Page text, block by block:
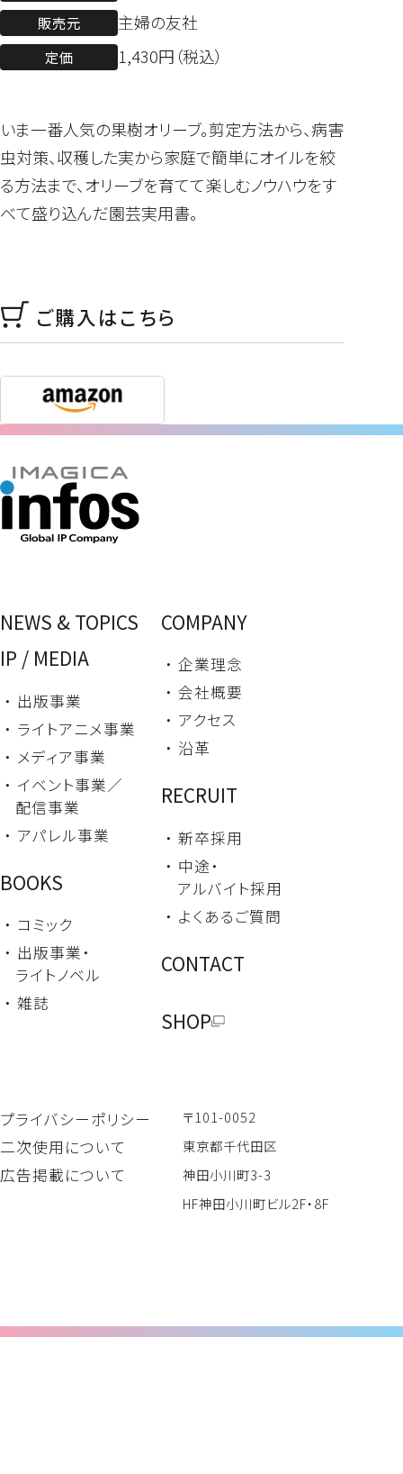
販売元 主婦の友社
定価 1,430円（税込）
いま一番人気の果樹オリーブ。剪定方法から、病害
虫対策、収穫した実から家庭で簡単にオイルを絞
る方法まで、オリーブを育てて楽しむノウハウをす
べて盛り込んだ園芸実用書。
ご購入はこちら
プライバシーポリシー
二次使用について
広告掲載について
〒101-0052
東京都千代田区
神田小川町3-3
HF神田小川町ビル2F・8F
NEWS & TOPICS
IP / MEDIA
・ 出版事業
・ ライトアニメ事業
・ メディア事業
・ イベント事業／
配信事業
・ アパレル事業
BOOKS
・ コミック
・ 出版事業・
ライトノベル
・ 雑誌
COMPANY
・ 企業理念
・ 会社概要
・ アクセス
・ 沿革
RECRUIT
・ 新卒採用
・ 中途・
アルバイト採用
・ よくあるご質問
CONTACT
SHOP